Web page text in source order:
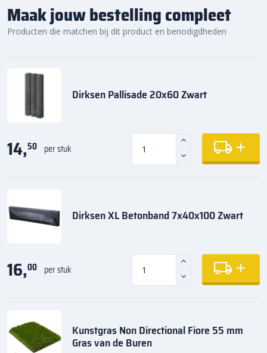
Maak jouw bestelling compleet
Producten die matchen bij dit product en benodigdheden
Dirksen Pallisade 20x60 Zwart
14,50 per stuk
Dirksen XL Betonband 7x40x100 Zwart
16,00 per stuk
Kunstgras Non Directional Fiore 55 mm
Gras van de Buren